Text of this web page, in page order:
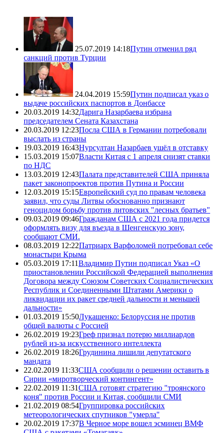
25.07.2019 14:18Путин отменил ряд
санкций против Турции
24.04.2019 15:59Путин подписал указ о
выдаче российских паспортов в Донбассе
20.03.2019 14:32Дарига Назарбаева избрана
председателем Сената Казахстана
20.03.2019 12:23Посла США в Германии потребовали
выслать из страны
19.03.2019 16:43Нурсултан Назарбаев ушёл в отставку
15.03.2019 15:07Власти Китая с 1 апреля снизят ставки
по НДС
13.03.2019 12:43Палата представителей США приняла
пакет законопроектов против Путина и России
12.03.2019 15:15Европейский суд по правам человека
заявил, что суды Литвы обоснованно признают
геноцидом борьбу против литовских "лесных братьев"
09.03.2019 09:46Гражданам США с 2021 года придется
оформлять визу для въезда в Шенгенскую зону,
сообщают СМИ.
08.03.2019 12:22Патриарх Варфоломей потребовал себе
монастыри Крыма
05.03.2019 17:11Владимир Путин подписал Указ «О
приостановлении Российской Федерацией выполнения
Договора между Союзом Советских Социалистических
Республик и Соединенными Штатами Америки о
ликвидации их ракет средней дальности и меньшей
дальности»
01.03.2019 15:50Лукашенко: Белоруссия не против
общей валюты с Россией
26.02.2019 19:23Греф признал потерю миллиардов
рублей из-за искусственного интеллекта
26.02.2019 18:26Грудинина лишили депутатского
мандата
22.02.2019 11:33США сообщили о решении оставить в
Сирии «миротворческий контингент»
22.02.2019 11:31США готовят стратегию "троянского
коня" против России и Китая, сообщили СМИ
21.02.2019 08:54Группировка российских
метеорологических спутников "умерла"
20.02.2019 17:37В Черное море вошел эсминец ВМФ